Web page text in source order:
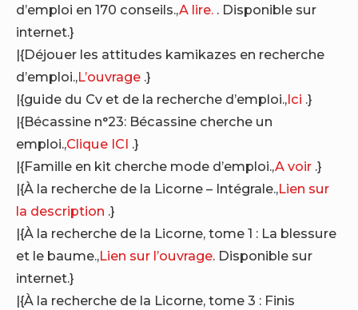
d’emploi en 170 conseils.,A lire. . Disponible sur
internet.}
|{Déjouer les attitudes kamikazes en recherche
d’emploi.,L’ouvrage .}
|{guide du Cv et de la recherche d’emploi.,Ici .}
|{Bécassine n°23: Bécassine cherche un
emploi.,Clique ICI .}
|{Famille en kit cherche mode d’emploi.,A voir .}
|{À la recherche de la Licorne – Intégrale.,Lien sur
la description .}
|{À la recherche de la Licorne, tome 1 : La blessure
et le baume.,Lien sur l’ouvrage. Disponible sur
internet.}
|{À la recherche de la Licorne, tome 3 : Finis